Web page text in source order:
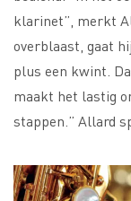
klarinet”, merkt
overblaast, gaat
plus een kwint.
maakt het lastig
stappen.” Allard